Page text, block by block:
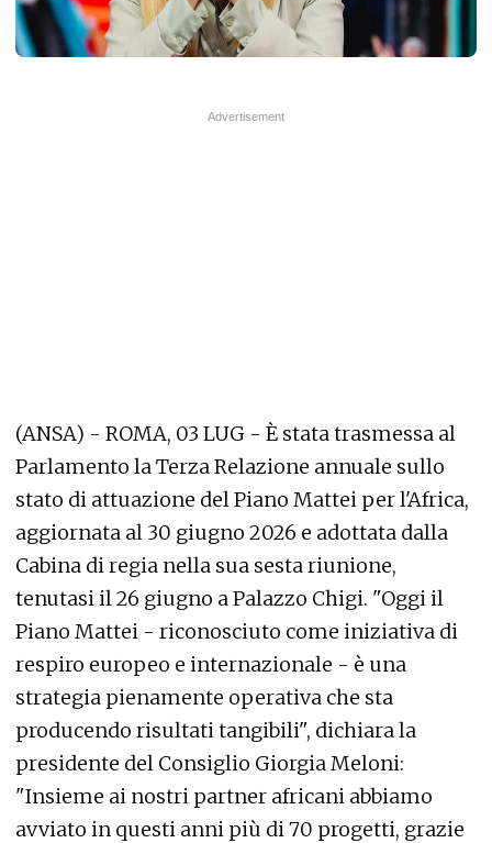
(ANSA) - ROMA, 03 LUG - È stata trasmessa al
Parlamento la Terza Relazione annuale sullo
stato di attuazione del Piano Mattei per l'Africa,
aggiornata al 30 giugno 2026 e adottata dalla
Cabina di regia nella sua sesta riunione,
tenutasi il 26 giugno a Palazzo Chigi. "Oggi il
Piano Mattei - riconosciuto come iniziativa di
respiro europeo e internazionale - è una
strategia pienamente operativa che sta
producendo risultati tangibili", dichiara la
presidente del Consiglio Giorgia Meloni:
"Insieme ai nostri partner africani abbiamo
avviato in questi anni più di 70 progetti, grazie